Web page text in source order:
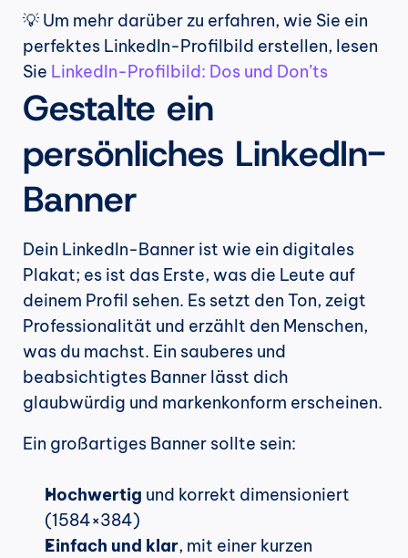
💡 Um mehr darüber zu erfahren, wie Sie ein
perfektes LinkedIn-Profilbild erstellen, lesen
Sie LinkedIn-Profilbild: Dos und Don’ts
Gestalte ein
persönliches LinkedIn-
Banner
Dein LinkedIn-Banner ist wie ein digitales
Plakat; es ist das Erste, was die Leute auf
deinem Profil sehen. Es setzt den Ton, zeigt
Professionalität und erzählt den Menschen,
was du machst. Ein sauberes und
beabsichtigtes Banner lässt dich
glaubwürdig und markenkonform erscheinen.
Ein großartiges Banner sollte sein:
Hochwertig und korrekt dimensioniert
(1584×384)
Einfach und klar, mit einer kurzen